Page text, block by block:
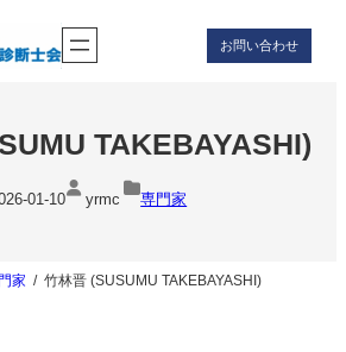
お問い合わせ
TAKEBAYASHI)
01-10 yrmc 専門家
家 竹林晋 (SUSUMU TAKEBAYASHI)